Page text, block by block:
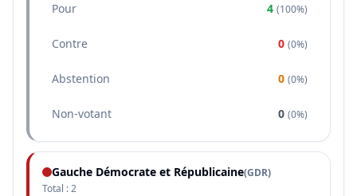
Pour 4 (100%)
Contre 0 (0%)
Abstention 0 (0%)
Non-votant 0 (0%)
Gauche Démocrate et Républicaine(GDR)
Total :2